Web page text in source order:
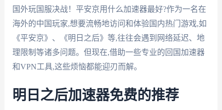
国外玩国服决战！平安京用什么加速器最好?作为一名在
海外的中国玩家,想要流畅地访问和体验国内热门游戏,如
《平安京》、《明日之后》等,往往会遇到网络延迟、地
理限制等诸多问题。但现在,借助一些专业的回国加速器
和VPN工具,这些烦恼都能迎刃而解。
明日之后加速器免费的推荐